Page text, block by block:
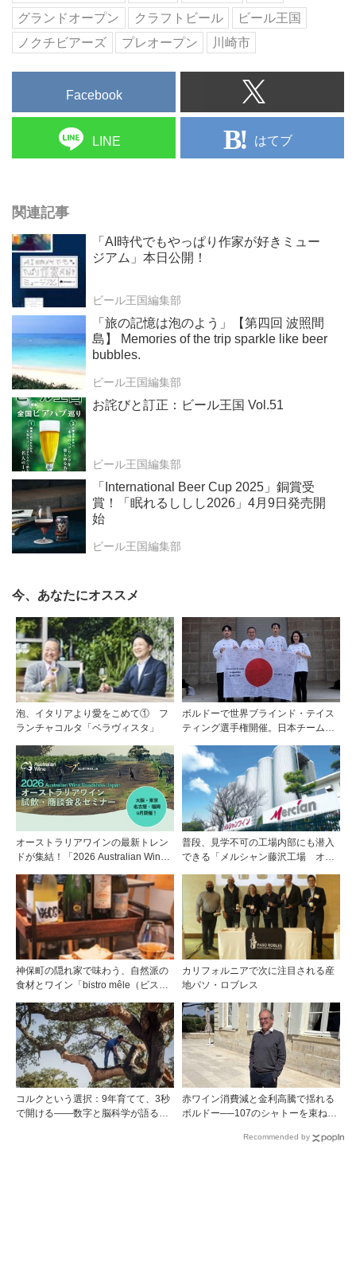
グランドオープン
クラフトビール
ビール王国
ノクチビアーズ
プレオープン 川崎市
Facebook
LINE はてブ
関連記事
「AI時代でもやっぱり作家が好きミュー
ジアム」本日公開！
ビール王国編集部
「旅の記憶は泡のよう」【第四回 波照間
島】 Memories of the trip sparkle like beer
bubbles.
ビール王国編集部
お詫びと訂正：ビール王国 Vol.51
ビール王国編集部
「International Beer Cup 2025」銅賞受
賞！「眠れるししし2026」4月9日発売開
始
ビール王国編集部
今、あなたにオススメ
泡、イタリアより愛をこめて① フ
ランチャコルタ「ベラヴィスタ」
ボルドーで世界ブラインド・テイス
ティング選手権開催。日本チームが4
オーストラリアワインの最新トレン
ドが集結！「2026 Australian Wine
で開催
普段、見学不可の工場内部にも潜入
できる「メルシャン藤沢工場 オン
神保町の隠れ家で味わう、自然派の
食材とワイン「bistro mêle（ビスト
カリフォルニアで次に注目される産
地パソ・ロブレス
コルクという選択：9年育てて、3秒
で開ける——数字と脳科学が語る栓
赤ワイン消費減と金利高騰で揺れる
ボルドー──107のシャトーを束ねる
Recommended by